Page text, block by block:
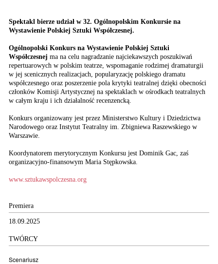
Spektakl bierze udział w 32. Ogólnopolskim Konkursie na
Wystawienie Polskiej Sztuki Współczesnej.
Ogólnopolski Konkurs na Wystawienie Polskiej Sztuki
Współczesnej ma na celu nagradzanie najciekawszych poszukiwań
repertuarowych w polskim teatrze, wspomaganie rodzimej dramaturgii
w jej scenicznych realizacjach, popularyzację polskiego dramatu
współczesnego oraz poszerzenie pola krytyki teatralnej dzięki obecności
członków Komisji Artystycznej na spektaklach w ośrodkach teatralnych
w całym kraju i ich działalność recenzencką.
Konkurs organizowany jest przez Ministerstwo Kultury i Dziedzictwa
Narodowego oraz Instytut Teatralny im. Zbigniewa Raszewskiego w
Warszawie.
Koordynatorem merytorycznym Konkursu jest Dominik Gac, zaś
organizacyjno-finansowym Maria Stępkowska.
www.sztukawspolczesna.org
Premiera
18.09.2025
TWÓRCY
Scenariusz